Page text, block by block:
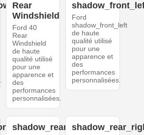
Rear
Windshield
Ford 40
Rear
Windshield
de haute
qualité utilisé
pour une
apparence et
des
performances
personnalisées.
Ford
shadow_front_left
de haute
qualité utilisé
pour une
apparence et
des
performances
personnalisées.
shadow_rear_left